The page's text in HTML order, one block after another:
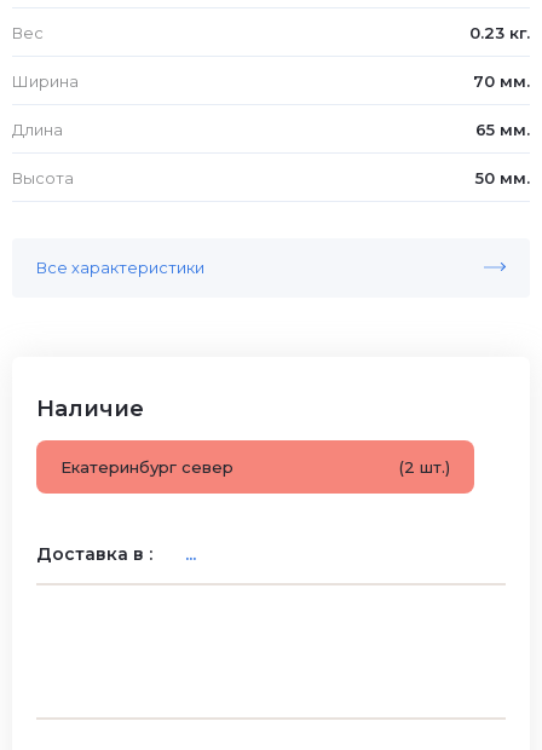
Вес 0.23 кг.
Ширина 70 мм.
Длина 65 мм.
Высота 50 мм.
Все характеристики
Наличие
Екатеринбург север (2 шт.)
Доставка в : ...